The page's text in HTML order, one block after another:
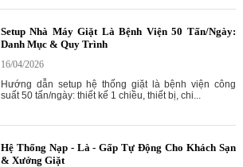
Setup Nhà Máy Giặt Là Bệnh Viện 50 Tấn/Ngày:
Danh Mục & Quy Trình
16/04/2026
Hướng dẫn setup hệ thống giặt là bệnh viện công
suất 50 tấn/ngày: thiết kế 1 chiều, thiết bị, chi...
Hệ Thống Nạp - Là - Gấp Tự Động Cho Khách Sạn
& Xưởng Giặt